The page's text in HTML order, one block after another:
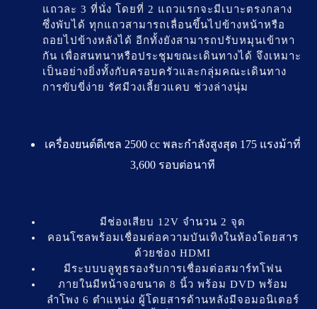
แถวละ 3 ที่นั่ง โดยที่ 2 แถวแรกจะมีเบาะตรงกลาง
ซึ่งพับได้ ทุกแถวสามารถเลื่อนขึ้นไปข้างหน้าหรือ
ถอยไปข้างหลังได้ อีกทั้งยังสามารถปรับหมุนเข้าหา
กัน เพื่อสนทนาหรือประชุมขณะเดินทางได้ จึงเหมาะ
เป็นอย่างยิ่งทั้งกับครอบครัวและกลุ่มคณะเดินทาง
การขับขี่ง่าย รัศมีวงเลี้ยวแคบ ช่วงล่างนุ่ม
เครื่องยนต์ดีเซล 2500 cc พละกำลังสูงสุด 175 แรงม้าที่
3,600 รอบต่อนาที
มีช่องเสียบ 12V จำนวน 2 จุด
คอนโซลพร้อมเชื่อมต่อความบันเทิงในห้องโดยสาร
ด้วยช่อง HDMI
มีระบบบลูทูธรองรับการเชื่อมต่อสมาร์ทโฟน
ภายในมีหน้าจอขนาด 8 นิ้ว พร้อม DVD พร้อม
ลำโพง 6 ตำแหน่ง ผู้โดยสารด้านหลังมีจอมอนิเตอร์